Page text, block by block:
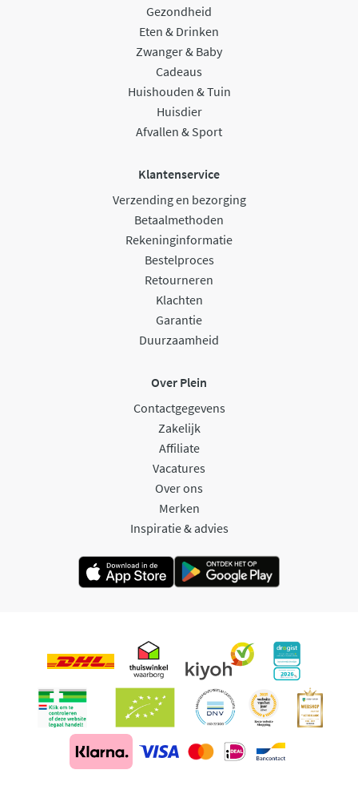
Gezondheid
Eten & Drinken
Zwanger & Baby
Cadeaus
Huishouden & Tuin
Huisdier
Afvallen & Sport
Klantenservice
Verzending en bezorging
Betaalmethoden
Rekeninginformatie
Bestelproces
Retourneren
Klachten
Garantie
Duurzaamheid
Over Plein
Contactgegevens
Zakelijk
Affiliate
Vacatures
Over ons
Merken
Inspiratie & advies